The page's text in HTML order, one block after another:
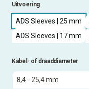
Uitvoering
ADS Sleeves | 25 mm
ADS Sleeves | 17 mm
Kabel- of draaddiameter